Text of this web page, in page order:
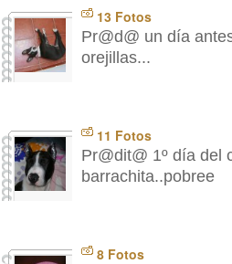
13 Fotos
Pr@d@ un día
orejillas...
11 Fotos
Pr@dit@ 1º día del
barrachita..pobree
8 Fotos